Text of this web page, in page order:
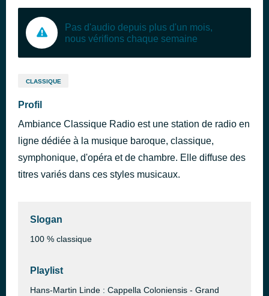
Pas d'audio depuis plus d'un mois,
nous vérifions chaque semaine
CLASSIQUE
Profil
Ambiance Classique Radio est une station de radio en
ligne dédiée à la musique baroque, classique,
symphonique, d'opéra et de chambre. Elle diffuse des
titres variés dans ces styles musicaux.
Slogan
100 % classique
Playlist
Hans-Martin Linde : Cappella Coloniensis - Grand